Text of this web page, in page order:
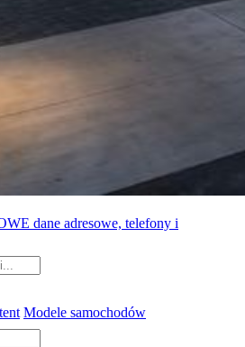
dane adresowe, telefony i
Modele samochodów